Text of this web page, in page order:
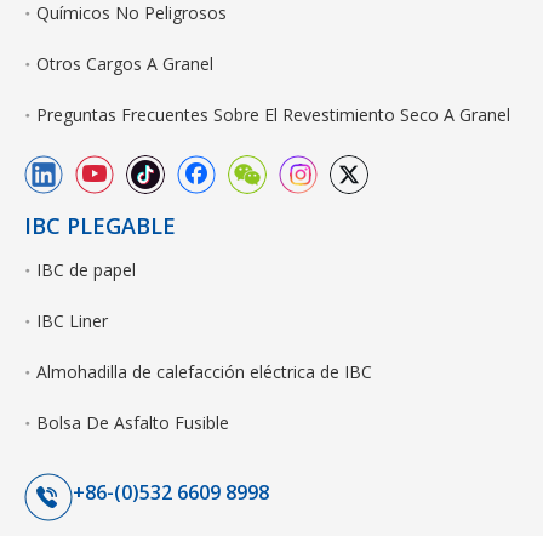
Químicos No Peligrosos
Otros Cargos A Granel
Preguntas Frecuentes Sobre El Revestimiento Seco A Granel
IBC PLEGABLE
IBC de papel
IBC Liner
Almohadilla de calefacción eléctrica de IBC
Bolsa De Asfalto Fusible
+86-(0)532 6609 8998